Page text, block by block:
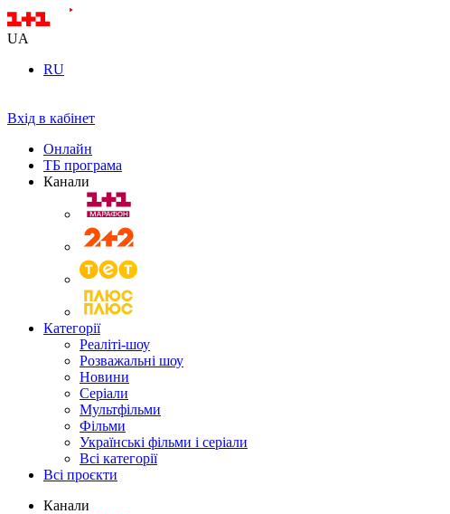
UA
RU
Вхід в кабінет
Онлайн
ТБ програма
Канали
Категорії
Реаліті-шоу
Розважальні шоу
Новини
Серіали
Мультфільми
Фільми
Українські фільми і серіали
Всі категорії
Всі проєкти
Канали